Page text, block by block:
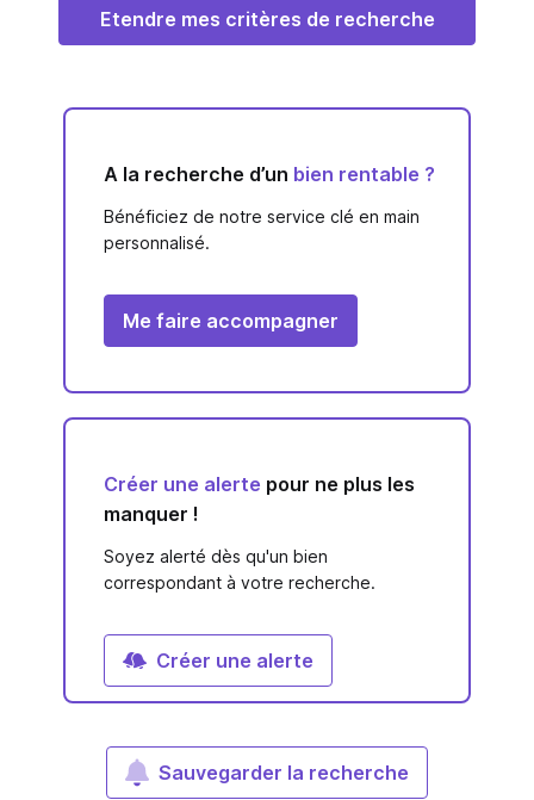
Etendre mes critères de recherche
A la recherche d’un bien rentable ?
Bénéficiez de notre service clé en main
personnalisé.
Me faire accompagner
Créer une alerte pour ne plus les
manquer !
Soyez alerté dès qu'un bien
correspondant à votre recherche.
Créer une alerte
Sauvegarder la recherche